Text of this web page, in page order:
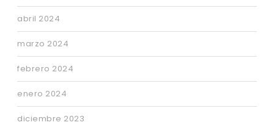
abril 2024
marzo 2024
febrero 2024
enero 2024
diciembre 2023